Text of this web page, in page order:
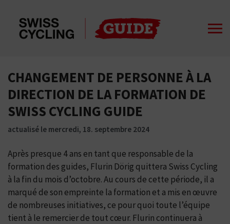
CHANGEMENT DE PERSONNE À LA
DIRECTION DE LA FORMATION DE
SWISS CYCLING GUIDE
actualisé le mercredi, 18. septembre 2024
Après presque 4 ans en tant que responsable de la
formation des guides, Flurin Dörig quittera Swiss Cycling
à la fin du mois d’octobre. Au cours de cette période, il a
marqué de son empreinte la formation et a mis en œuvre
de nombreuses initiatives, ce pour quoi toute l’équipe
tient à le remercier de tout cœur. Flurin continuera à